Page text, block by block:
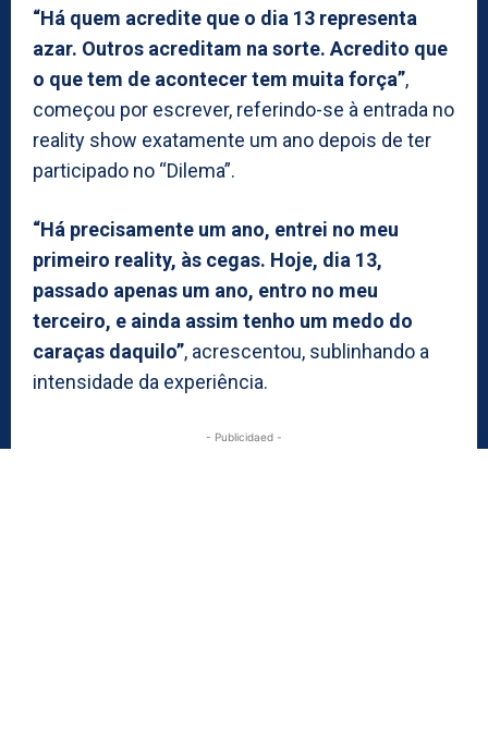
“Há quem acredite que o dia 13 representa
azar. Outros acreditam na sorte. Acredito que
o que tem de acontecer tem muita força”,
começou por escrever, referindo-se à entrada no
reality show exatamente um ano depois de ter
participado no “Dilema”.
“Há precisamente um ano, entrei no meu
primeiro reality, às cegas. Hoje, dia 13,
passado apenas um ano, entro no meu
terceiro, e ainda assim tenho um medo do
caraças daquilo”, acrescentou, sublinhando a
intensidade da experiência.
- Publicidaed -